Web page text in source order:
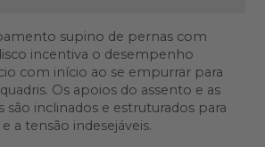
supino de pernas com
incentiva o desempenho
com início ao se empurrar para
Os apoios do assento e as
são inclinados e estruturados para
a tensão indesejáveis.